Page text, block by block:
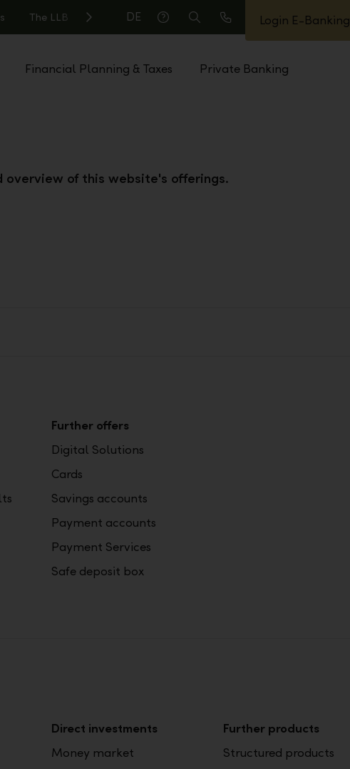
The LLB
DE
Help
Search
Call
Login E-Banking
Financial Planning & Taxes Private Banking
of this website's offerings.
Further offers
Digital Solutions
Cards
Savings accounts
Payment accounts
Payment Services
Safe deposit box
Direct investments
Money market
Further products
Structured products